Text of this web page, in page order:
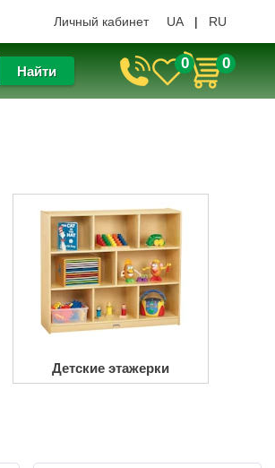
Личный кабинет UA | RU
Найти 0 0
Детские этажерки